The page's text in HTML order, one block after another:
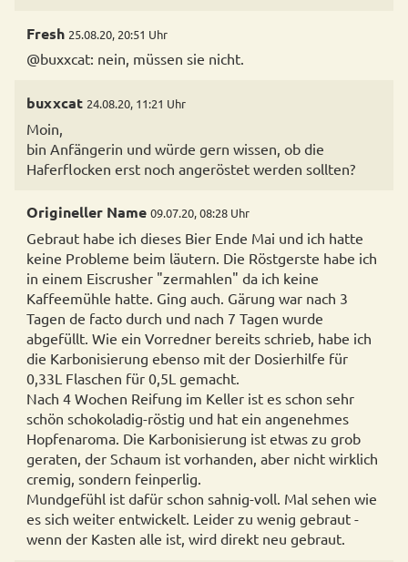
Fresh 25.08.20, 20:51 Uhr
@buxxcat: nein, müssen sie nicht.
buxxcat 24.08.20, 11:21 Uhr
Moin,
bin Anfängerin und würde gern wissen, ob die
Haferflocken erst noch angeröstet werden sollten?
Origineller Name 09.07.20, 08:28 Uhr
Gebraut habe ich dieses Bier Ende Mai und ich hatte
keine Probleme beim läutern. Die Röstgerste habe ich
in einem Eiscrusher "zermahlen" da ich keine
Kaffeemühle hatte. Ging auch. Gärung war nach 3
Tagen de facto durch und nach 7 Tagen wurde
abgefüllt. Wie ein Vorredner bereits schrieb, habe ich
die Karbonisierung ebenso mit der Dosierhilfe für
0,33L Flaschen für 0,5L gemacht.
Nach 4 Wochen Reifung im Keller ist es schon sehr
schön schokoladig-röstig und hat ein angenehmes
Hopfenaroma. Die Karbonisierung ist etwas zu grob
geraten, der Schaum ist vorhanden, aber nicht wirklich
cremig, sondern feinperlig.
Mundgefühl ist dafür schon sahnig-voll. Mal sehen wie
es sich weiter entwickelt. Leider zu wenig gebraut -
wenn der Kasten alle ist, wird direkt neu gebraut.